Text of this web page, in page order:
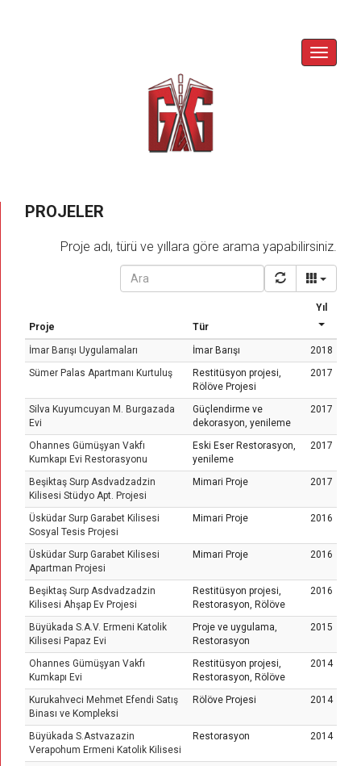
Toggle
PROJELER
Proje adı, türü ve yıllara göre arama yapabilirsiniz.
Proje Tür
Yıl
İmar Barışı Uygulamaları İmar Barışı
2018
Sümer Palas Apartmanı Kurtuluş
Restitüsyon projesi,
Rölöve Projesi
2017
Silva Kuyumcuyan M. Burgazada
Evi
Güçlendirme ve
dekorasyon, yenileme
2017
Ohannes Gümüşyan Vakfı
Kumkapı Evi Restorasyonu
Eski Eser Restorasyon,
yenileme
2017
Beşiktaş Surp Asdvadzadzin
Kilisesi Stüdyo Apt. Projesi
Mimari Proje 2017
Üsküdar Surp Garabet Kilisesi
Sosyal Tesis Projesi
Mimari Proje 2016
Üsküdar Surp Garabet Kilisesi
Apartman Projesi
Mimari Proje 2016
Beşiktaş Surp Asdvadzadzin
Kilisesi Ahşap Ev Projesi
Restitüsyon projesi,
Restorasyon, Rölöve
2016
Büyükada S.A.V. Ermeni Katolik
Kilisesi Papaz Evi
Proje ve uygulama,
Restorasyon
2015
Ohannes Gümüşyan Vakfı
Kumkapı Evi
Restitüsyon projesi,
Restorasyon, Rölöve
2014
Kurukahveci Mehmet Efendi Satış
Binası ve Kompleksi
Rölöve Projesi 2014
Büyükada S.Astvazazin
Verapohum Ermeni Katolik Kilisesi
Restorasyon 2014